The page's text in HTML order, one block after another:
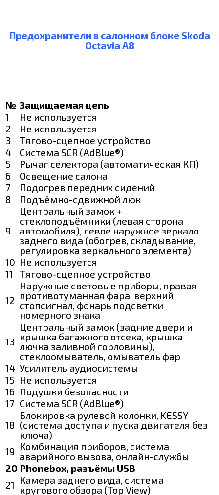
Предохранители в салонном блоке Skoda
Octavia A8
№ Защищаемая цепь
1
Не используется
2
Не используется
3
Тягово-сцепное устройство
4
Система SCR (AdBlue®)
5
Рычаг селектора (автоматическая КП)
6
Освещение салона
7
Подогрев передних сидений
8
Подъёмно-сдвижной люк
9
Центральный замок +
стеклоподъёмники (левая сторона
автомобиля), левое наружное зеркало
заднего вида (обогрев, складывание,
регулировка зеркального элемента)
10 Не используется
11
Тягово-сцепное устройство
12
Наружные световые приборы, правая
противотуманная фара, верхний
стопсигнал, фонарь подсветки
номерного знака
13
Центральный замок (задние двери и
крышка багажного отсека, крышка
лючка заливной горловины),
стеклоомыватель, омыватель фар
14 Усилитель аудиосистемы
15 Не используется
16 Подушки безопасности
17 Система SCR (AdBlue®)
18
Блокировка рулевой колонки, KESSY
(система доступа и пуска двигателя без
ключа)
19 Комбинация приборов, система
аварийного вызова, онлайн-службы
20 Phonebox, разъёмы USB
21 Камера заднего вида, система
кругового обзора (Top View)